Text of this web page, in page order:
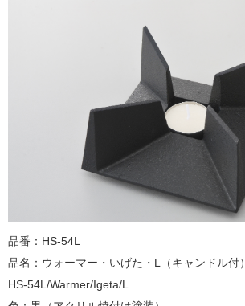
品番：HS-54L
品名：ウォーマー・いげた・L（キャンドル付）
HS-54L/Warmer/Igeta/L